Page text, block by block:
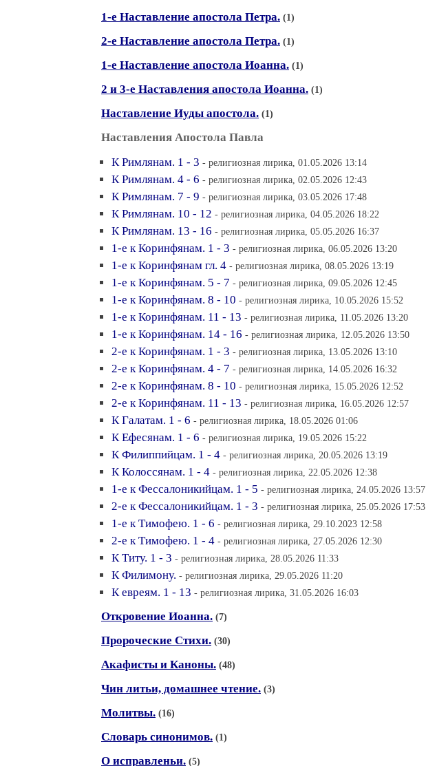
1-е Наставление апостола Петра. (1)
2-е Наставление апостола Петра. (1)
1-е Наставление апостола Иоанна. (1)
2 и 3-е Наставления апостола Иоанна. (1)
Наставление Иуды апостола. (1)
Наставления Апостола Павла
К Римлянам. 1 - 3 - религиозная лирика, 01.05.2026 13:14
К Римлянам. 4 - 6 - религиозная лирика, 02.05.2026 12:43
К Римлянам. 7 - 9 - религиозная лирика, 03.05.2026 17:48
К Римлянам. 10 - 12 - религиозная лирика, 04.05.2026 18:22
К Римлянам. 13 - 16 - религиозная лирика, 05.05.2026 16:37
1-е к Коринфянам. 1 - 3 - религиозная лирика, 06.05.2026 13:20
1-е к Коринфянам гл. 4 - религиозная лирика, 08.05.2026 13:19
1-е к Коринфянам. 5 - 7 - религиозная лирика, 09.05.2026 12:45
1-е к Коринфянам. 8 - 10 - религиозная лирика, 10.05.2026 15:52
1-е к Коринфянам. 11 - 13 - религиозная лирика, 11.05.2026 13:20
1-е к Коринфянам. 14 - 16 - религиозная лирика, 12.05.2026 13:50
2-е к Коринфянам. 1 - 3 - религиозная лирика, 13.05.2026 13:10
2-е к Коринфянам. 4 - 7 - религиозная лирика, 14.05.2026 16:32
2-е к Коринфянам. 8 - 10 - религиозная лирика, 15.05.2026 12:52
2-е к Коринфянам. 11 - 13 - религиозная лирика, 16.05.2026 12:57
К Галатам. 1 - 6 - религиозная лирика, 18.05.2026 01:06
К Ефесянам. 1 - 6 - религиозная лирика, 19.05.2026 15:22
К Филиппийцам. 1 - 4 - религиозная лирика, 20.05.2026 13:19
К Колоссянам. 1 - 4 - религиозная лирика, 22.05.2026 12:38
1-е к Фессалоникийцам. 1 - 5 - религиозная лирика, 24.05.2026 13:57
2-е к Фессалоникийцам. 1 - 3 - религиозная лирика, 25.05.2026 17:53
1-е к Тимофею. 1 - 6 - религиозная лирика, 29.10.2023 12:58
2-е к Тимофею. 1 - 4 - религиозная лирика, 27.05.2026 12:30
К Титу. 1 - 3 - религиозная лирика, 28.05.2026 11:33
К Филимону. - религиозная лирика, 29.05.2026 11:20
К евреям. 1 - 13 - религиозная лирика, 31.05.2026 16:03
Откровение Иоанна. (7)
Пророческие Стихи. (30)
Акафисты и Каноны. (48)
Чин литьи, домашнее чтение. (3)
Молитвы. (16)
Словарь синонимов. (1)
О исправленьи. (5)